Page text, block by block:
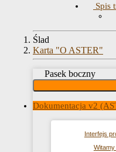
Spis
Ślad
Karta "O ASTER"
Pasek boczny
Dokumentacja v2
Interfejs